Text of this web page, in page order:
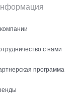
с нами
программа